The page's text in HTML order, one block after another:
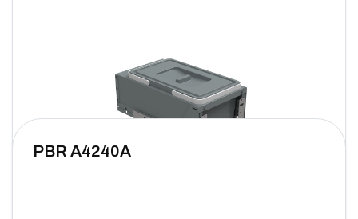
PBR A4240A